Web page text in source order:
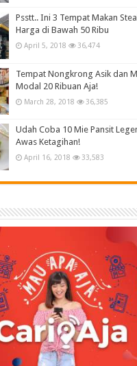
Psstt.. Ini 3 Tempat Makan
Harga di Bawah 50 Ribu
April 5, 2018 36,474
Tempat Nongkrong Asik dan
Modal 20 Ribuan Aja!
March 28, 2018 36,385
Udah Coba 10 Mie Pansit
Awas Ketagihan!
April 16, 2018 33,583